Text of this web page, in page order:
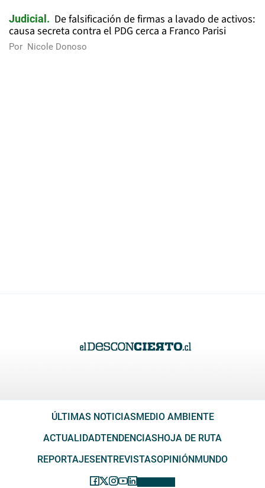
Judicial
De falsificación de firmas a lavado de activos:
causa secreta contra el PDG cerca a Franco Parisi
Por Nicole Donoso
ÚLTIMAS NOTICIAS MEDIO AMBIENTE
ACTUALIDADTENDENCIAS HOJA DE RUTA
REPORTAJES ENTREVISTASOPINIÓN MUNDO